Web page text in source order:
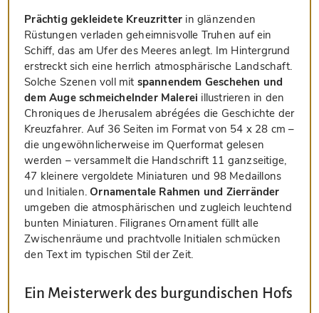
Prächtig gekleidete Kreuzritter in glänzenden
Rüstungen verladen geheimnisvolle Truhen auf ein
Schiff, das am Ufer des Meeres anlegt. Im Hintergrund
erstreckt sich eine herrlich atmosphärische Landschaft.
Solche Szenen voll mit spannendem Geschehen und
dem Auge schmeichelnder Malerei illustrieren in den
Chroniques de Jherusalem abrégées die Geschichte der
Kreuzfahrer. Auf 36 Seiten im Format von 54 x 28 cm –
die ungewöhnlicherweise im Querformat gelesen
werden – versammelt die Handschrift 11 ganzseitige,
47 kleinere vergoldete Miniaturen und 98 Medaillons
und Initialen.Ornamentale Rahmen und Zierränder
umgeben die atmosphärischen und zugleich leuchtend
bunten Miniaturen. Filigranes Ornament füllt alle
Zwischenräume und prachtvolle Initialen schmücken
den Text im typischen Stil der Zeit.
Ein Meisterwerk des burgundischen Hofs